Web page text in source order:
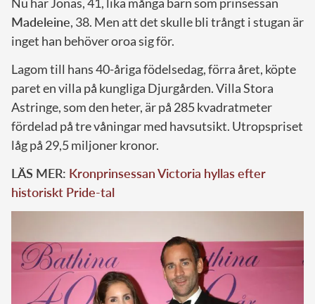
Madeleine, 38. Men att det skulle bli trångt i stugan är
inget han behöver oroa sig för.
Lagom till hans 40-åriga födelsedag, förra året, köpte
paret en villa på kungliga Djurgården. Villa Stora
Astringe, som den heter, är på 285 kvadratmeter
fördelad på tre våningar med havsutsikt. Utropspriset
låg på 29,5 miljoner kronor.
LÄS MER: Kronprinsessan Victoria hyllas efter
historiskt Pride-tal